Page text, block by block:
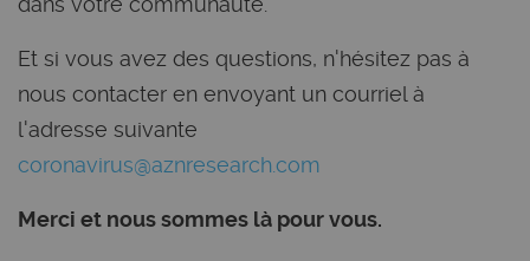
Et si vous avez des questions, n'hésitez pas à
nous contacter en envoyant un courriel à
l'adresse suivante
coronavirus@aznresearch.com
Merci et nous sommes là pour vous.